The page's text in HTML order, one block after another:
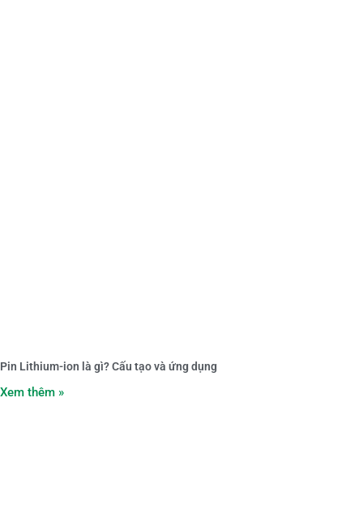
Pin Lithium-ion là gì? Cấu tạo và ứng dụng
Xem thêm »